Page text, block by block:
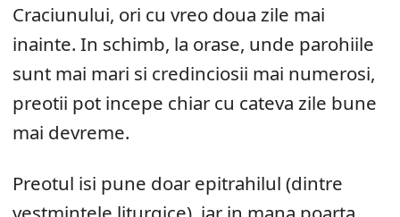
Craciunului, ori cu vreo doua zile mai
inainte. In schimb, la orase, unde parohiile
sunt mai mari si credinciosii mai numerosi,
preotii pot incepe chiar cu cateva zile bune
mai devreme.
Preotul isi pune doar epitrahilul (dintre